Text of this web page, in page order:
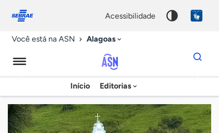
conosco
acessibilidade
Você está na ASN Alagoas
Agência
Sebrae
de
Início Editorias
Dados
para
chave